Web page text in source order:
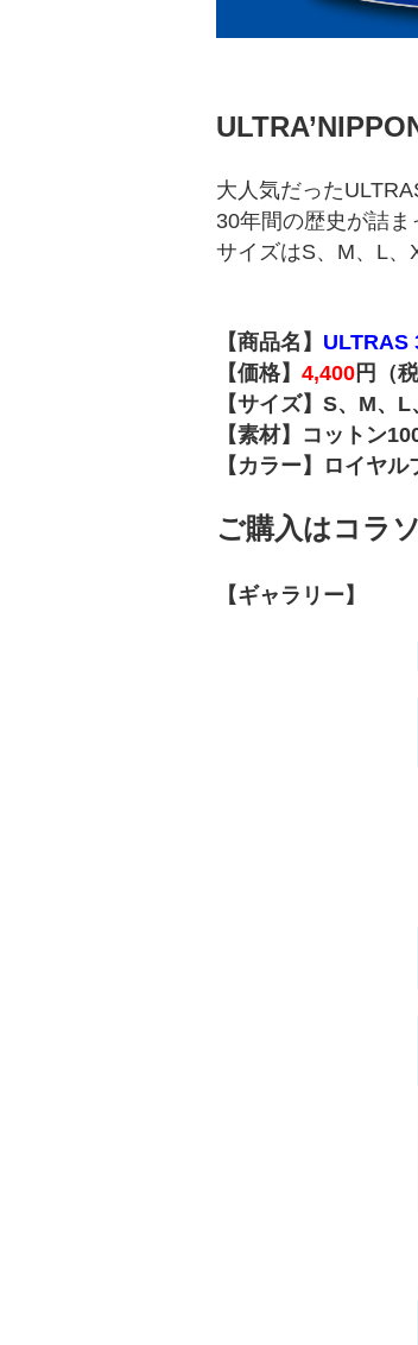
大人気だった
30年間の歴史が詰ま
サイズはS、M、L、
【商品名】 ULTRAS
【価格】 4,400 円（
【サイズ】S、M、
【素材】コットン
【カラー】ロイヤル
ご購入はコラ
【ギャラリー】